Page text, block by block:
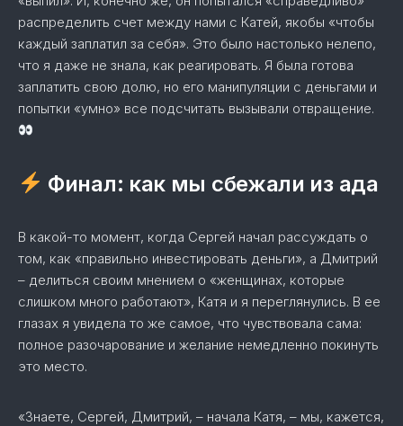
распределить счет между нами с Катей, якобы «чтобы
каждый заплатил за себя». Это было настолько нелепо,
что я даже не знала, как реагировать. Я была готова
заплатить свою долю, но его манипуляции с деньгами и
попытки «умно» все подсчитать вызывали отвращение.
Финал: как мы сбежали из ада
В какой-то момент, когда Сергей начал рассуждать о
том, как «правильно инвестировать деньги», а Дмитрий
– делиться своим мнением о «женщинах, которые
слишком много работают», Катя и я переглянулись. В ее
глазах я увидела то же самое, что чувствовала сама:
полное разочарование и желание немедленно покинуть
это место.
«Знаете, Сергей, Дмитрий, – начала Катя, – мы, кажется,